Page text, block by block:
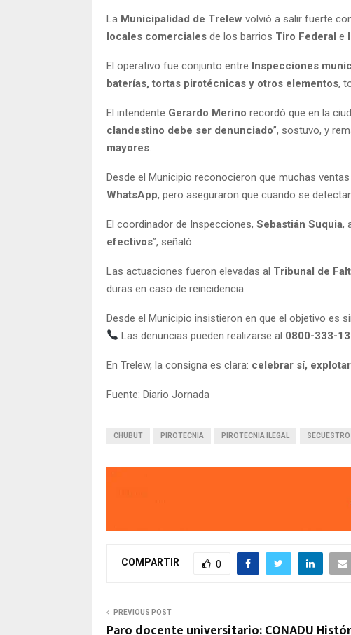
La Municipalidad de Trelew volvió a salir fuerte
locales comerciales de los barrios Tiro Federal e
El operativo fue conjunto entre Inspecciones
baterías, tortas pirotécnicas y otros elementos,
El intendente Gerardo Merino recordó que en la
clandestino debe ser denunciado”, sostuvo, y
mayores
Desde el Municipio reconocieron que muchas
WhatsApp, pero aseguraron que cuando se
El coordinador de Inspecciones, Sebastián Suquia,
efectivos”, señaló.
Las actuaciones fueron elevadas al Tribunal de
duras en caso de reincidencia.
Desde el Municipio insistieron en que el objetivo es
Las denuncias pueden realizarse al 0800-333-
En Trelew, la consigna es clara: celebrar sí,
Fuente: Diario Jornada
CHUBUT PIROTECNIA PIROTECNIA ILEGAL
COMPARTIR 0
PREVIOUS POST
Paro docente universitario: CONADU